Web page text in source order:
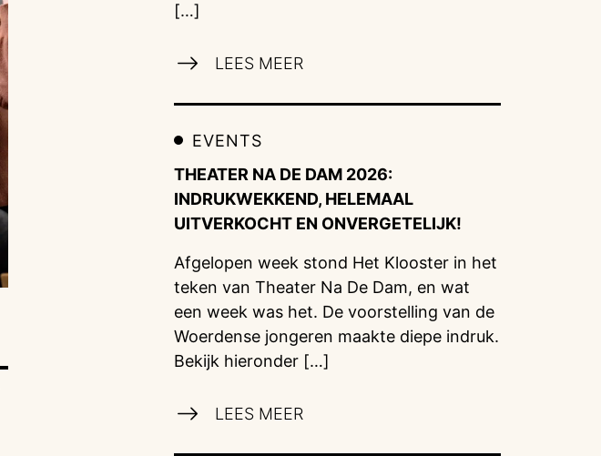
[…]
LEES MEER
EVENTS
THEATER NA DE DAM 2026:
INDRUKWEKKEND, HELEMAAL
UITVERKOCHT EN ONVERGETELIJK!
Afgelopen week stond Het Klooster in het
teken van Theater Na De Dam, en wat
een week was het. De voorstelling van de
Woerdense jongeren maakte diepe indruk.
Bekijk hieronder […]
LEES MEER